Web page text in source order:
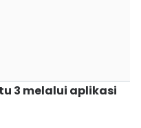
3 melalui aplikasi